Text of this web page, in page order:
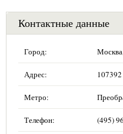
Контактные данные
Город:
Адрес:
Метро:
Телефон: (495)